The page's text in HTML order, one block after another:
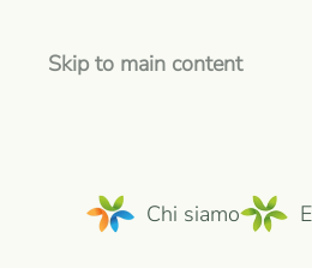
Skip to main content
Chi siamo